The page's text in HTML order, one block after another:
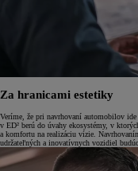
Za hranicami estetiky
Veríme, že pri navrhovaní automobilov
v ED² berú do úvahy ekosystémy, v
a komfortu na realizáciu vízie.
udržateľných a inovatívnych vozidiel